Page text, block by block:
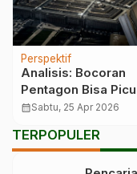
Perspektif
Analisis: Bocoran
Pentagon Bisa Picu
Retaknya NATO, Ini
calendar_monthSabtu, 25 Apr 2026
TERPOPULER